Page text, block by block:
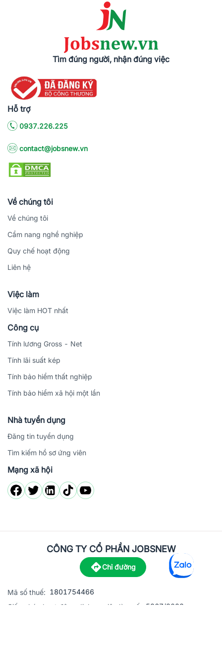
Tìm đúng người, nhận đúng việc
Hỗ trợ
0937.226.225
contact@jobsnew.vn
Về chúng tôi
Về chúng tôi
Cẩm nang nghề nghiệp
Quy chế hoạt động
Liên hệ
Việc làm
Việc làm HOT nhất
Công cụ
Tính lương Gross - Net
Tính lãi suất kép
Tính bảo hiểm thất nghiệp
Tính bảo hiểm xã hội một lần
Nhà tuyển dụng
Đăng tin tuyển dụng
Tìm kiếm hồ sơ ứng viên
Mạng xã hội
CÔNG TY CỔ PHẦN JOBSNEW
Chỉ đường
Mã số thuế: 1801754466
Giấy phép hoạt động dịch vụ việc làm số:
5867/2023